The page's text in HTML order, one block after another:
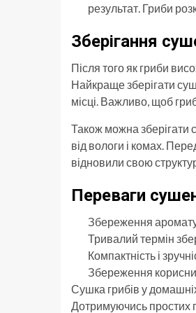
результат. Гриби
Зберігання
Після того як гриби
Найкраще зберігати
місці. Важливо, щоб
Також можна зберігати
від вологи і комах.
відновили свою
Переваги
Збереження
Тривалий термін
Компактність і
Збереження
Сушка грибів у
Дотримуючись простих